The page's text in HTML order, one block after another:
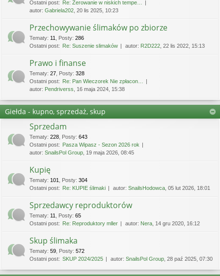
Ostatni post: Re: Żerowanie w niskich tempe…
autor: Gabriela202 , 20 lis 2025, 10:23
Przechowywanie ślimaków po zbiorze
Tematy: 11 Posty: 286
Ostatni post: Re: Suszenie slimaków autor: R2D222 , 22 lis 2022, 15:13
Prawo i finanse
Tematy: 27 Posty: 328
Ostatni post: Re: Pan Wieczorek Nie zpłacon…
autor: Pendriverss , 16 maja 2024, 15:38
Giełda - kupno, sprzedaż, skup
Sprzedam
Tematy: 228 Posty: 643
Ostatni post: Pasza Wipasz - Sezon 2026 rok
autor: SnailsPol Group , 19 maja 2026, 08:45
Kupię
Tematy: 101 Posty: 304
Ostatni post: Re: KUPIE ślimaki autor: SnailsHodowca , 05 lut 2026, 18:01
Sprzedawcy reproduktorów
Tematy: 11 Posty: 65
Ostatni post: Re: Reproduktory mller autor: Nera , 14 gru 2020, 16:12
Skup ślimaka
Tematy: 59 Posty: 572
Ostatni post: SKUP 2024/2025 autor: SnailsPol Group , 28 paź 2025, 07:30